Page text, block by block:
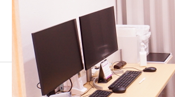
DSC05509
DSC05509
2022.06.13